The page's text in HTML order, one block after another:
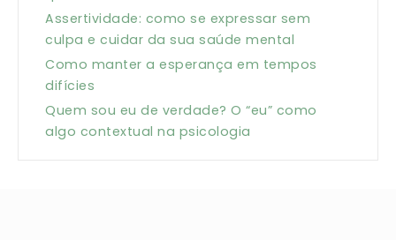
Assertividade: como se expressar sem
culpa e cuidar da sua saúde mental
Como manter a esperança em tempos
difícies
Quem sou eu de verdade? O “eu” como
algo contextual na psicologia